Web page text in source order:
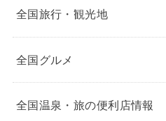
全国旅行・観光地
全国グルメ
全国温泉・旅の便利店情報